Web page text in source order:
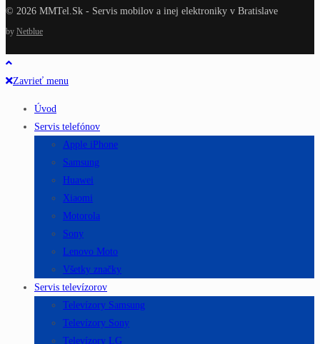
© 2026 MMTel.Sk - Servis mobilov a inej elektroniky v Bratislave
by Netblue
Zavrieť menu
Úvod
Servis telefónov
Apple iPhone
Samsung
Huawei
Xiaomi
Motorola
Sony
Lenovo Moto
Všetky značky
Servis televízorov
Televízory Samsung
Televízory Sony
Televízory LG